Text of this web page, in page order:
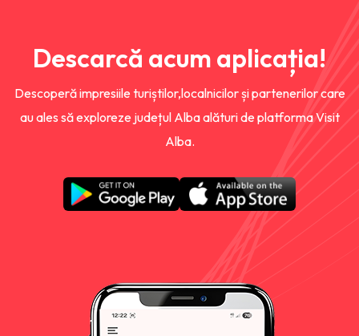
Descarcă acum aplicația!
Descoperă impresiile turiștilor,localnicilor și partenerilor care
au ales să exploreze județul Alba alături de platforma Visit
Alba.